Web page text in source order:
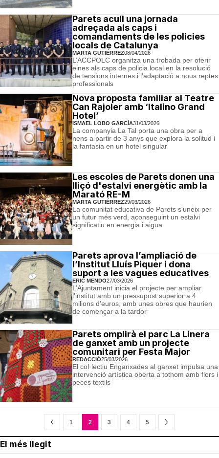
Parets acull una jornada
adreçada als caps i
comandaments de les policies
locals de Catalunya
MARTA GUTIÉRREZ08/04/2026
L’ACCPOLC organitza una trobada per oferir
eines als caps de policia local en la resolució
de tensions internes i l’adaptació a nous reptes
professionals
Nova proposta familiar al Teatre
Can Rajoler amb ‘Italino Grand
Hotel’
ISMAEL LOBO GARCÍA31/03/2026
La companyia La Tal porta una obra per a
nens a partir de 3 anys que explora la solitud i
la fantasia en un hotel singular
Les escoles de Parets donen una
lliçó d'estalvi energètic amb la
Marató RE-M
MARTA GUTIÉRREZ29/03/2026
La comunitat educativa de Parets s'uneix per
un futur més verd, aconseguint un estalvi
significatiu en energia i aigua
Parets aprova l’ampliació de
l’Institut Lluís Piquer i dona
suport a les vagues educatives
ERIC MENDO27/03/2026
L’Ajuntament inicia el projecte per ampliar
l’institut amb un pressupost superior a 4
milions d’euros, amb unes obres que haurien
de començar a la tardor
Parets omplirà el parc La Linera
de ganxet amb un projecte
comunitari per Festa Major
REDACCIÓ25/03/2026
El col·lectiu Enganxades al ganxet impulsa una
intervenció artística oberta a tothom amb flors i
peces tèxtils
1 2 3 4 5
El més llegit